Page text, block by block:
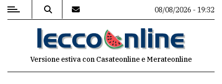
MENU
08/08/2026 - 19:32
Versione estiva con Casateonline e Merateonline